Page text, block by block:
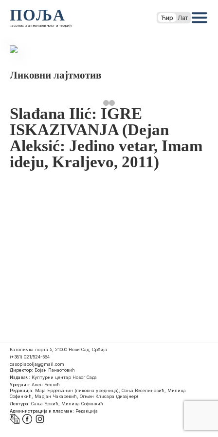
ПОЉА
часопис за књижевност и теорију
Ћир Лат
Ликовни лајтмотив
Slađana Ilić: IGRE
ISKAZIVANJA (Dejan
Aleksić: Jedino vetar, Imam
ideju, Kraljevo, 2011)
Католичка порта 5, 21000 Нови Сад, Србија
(+381) 021/524-584
casopispolja@gmail.com
Директор: Бојан Панаотовић
Издавач: Културни центар Новог Сада
Уредник: Ален Бешић
Редакција: Маја Ердељанин (ликовна уредница), Соња Веселиновић, Милица
Софинкић, Марјан Чакаревић, Огњен Клисара (дизајнер)
Лектура: Сања Бркић, Милица Софинкић
Администрација и пласман: Редакција